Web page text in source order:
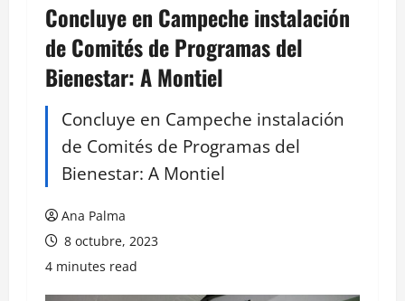
Concluye en Campeche instalación
de Comités de Programas del
Bienestar: A Montiel
Concluye en Campeche instalación
de Comités de Programas del
Bienestar: A Montiel
Ana Palma
8 octubre, 2023
4 minutes read